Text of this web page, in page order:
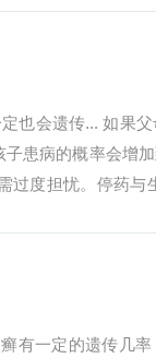
也会遗传... 如果
患病的概率会增
度担忧。停药与
有一定的遗传几